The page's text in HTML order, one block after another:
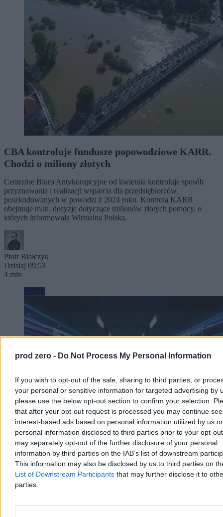
prod zero - Do Not Process My Personal Information
If you wish to opt-out of the sale, sharing to third parties, or
your personal or sensitive information for targeted advertising by
please use the below opt-out section to confirm your selection.
that after your opt-out request is processed you may continue
interest-based ads based on personal information utilized by us or
personal information disclosed to third parties prior to your opt-
may separately opt-out of the further disclosure of your personal
information by third parties on the IAB’s list of downstream
This information may also be disclosed by us to third parties on
List of Downstream Participants that may further disclose it to
parties.
CBA kontroluje fundusze popowodziowe KARR.
Chodzi o miliony złotych
Centralne Biuro Antykorupcyjne od kwietnia kontroluje sposób
przyznawania i realizacji wsparcia dla przedsiębiorców
poszkodowanych w powodzi z 2024 roku. Kontrola KARR
obejmuje m.in. decyzje dotyczące milionów złotych pomocy, o
których informowała Wirtualna Polska.
Piotr Białczyk
Dzisiaj 09:53
4 min
Biznes
Czy gigafabryka AI powstanie w Polsce? „Nie
wystarczy kupić sprzęt i go używać”
– Bardzo bym chciał, żeby taka fabryka powstała, natomiast trudno
ocenić, czy wydarzy się to w ramach procesu proponowanego przez
Instytutu Badawczego IDEAS. Na czym polega unijny projekt